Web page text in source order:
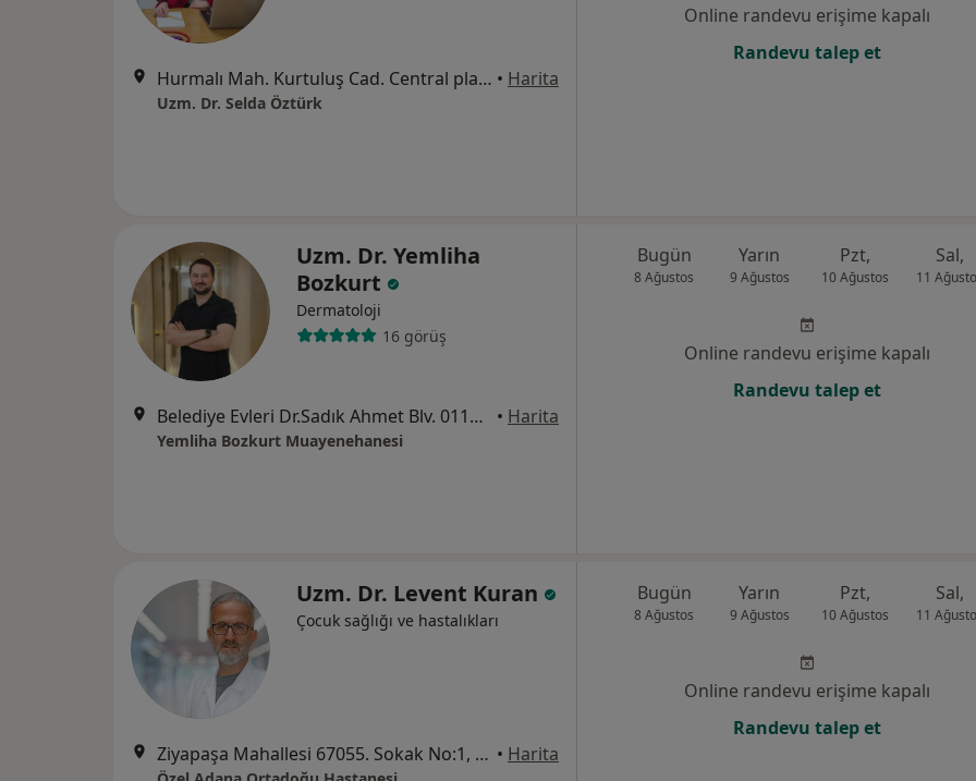
Hurmalı Mah. Kurtuluş Cad. Central plaza no : 39/25 Kat 2 Daire No 25, Adana • Harita
Uzm. Dr. Selda Öztürk
Online randevu erişime kapalı
Randevu talep et
Uzm. Dr. Yemliha
Bozkurt
Dermatoloji
16 görüş
Belediye Evleri Dr.Sadık Ahmet Blv. 01170 Kat: 3 No: B24 Çukurova/Adana, Adana • Harita
Yemliha Bozkurt Muayenehanesi
Bugün
8 Ağustos
Yarın
9 Ağustos
Pzt,
10 Ağustos
Sal,
11
Online randevu erişime kapalı
Randevu talep et
Uzm. Dr. Levent Kuran
Çocuk sağlığı ve hastalıkları
Ziyapaşa Mahallesi 67055. Sokak No:1, Seyhan • Harita
Bugün
8 Ağustos
Yarın
9 Ağustos
Pzt,
10 Ağustos
Sal,
11
Online randevu erişime kapalı
Randevu talep et